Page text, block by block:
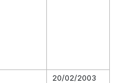
20/02/2003